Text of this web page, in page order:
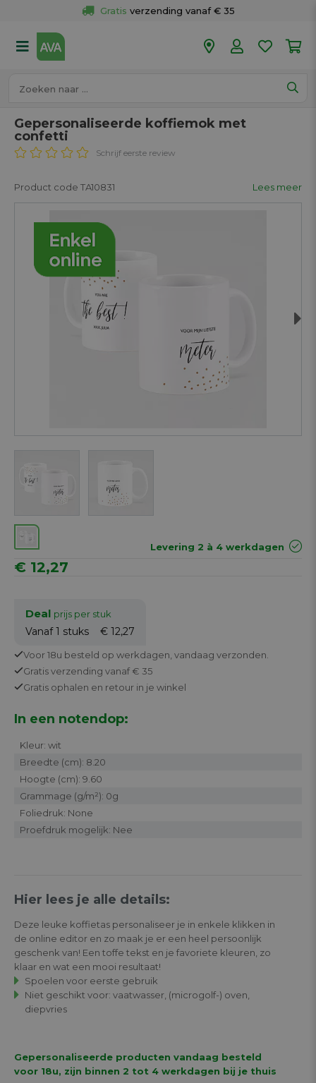
Gratis verzending vanaf € 35
50 winkels
Gepersonaliseerde koffiemok met
confetti
Schrijf eerste review
Product code TA10831 Lees meer
Levering 2 à 4 werkdagen
€ 12,27
Deal prijs per stuk
Vanaf 1 stuks € 12,27
Voor 18u besteld op werkdagen, vandaag verzonden.
Gratisverzending vanaf € 35
Gratis ophalen en retour in je winkel
In een notendop:
Kleur: wit
Breedte (cm): 8.20
Hoogte (cm): 9.60
Grammage (g/m²): 0g
Foliedruk: None
Proefdruk mogelijk: Nee
Hier lees je alle details:
Deze leuke koffietas personaliseer je in enkele klikken in
de online editor en zo maak je er een heel persoonlijk
geschenk van! Een toffe tekst en je favoriete kleuren, zo
klaar en wat een mooi resultaat!
Spoelen voor eerste gebruik
Niet geschikt voor: vaatwasser, (microgolf-) oven,
diepvries
Gepersonaliseerde producten vandaag besteld
voor 18u, zijn binnen 2 tot 4 werkdagen bij je thuis